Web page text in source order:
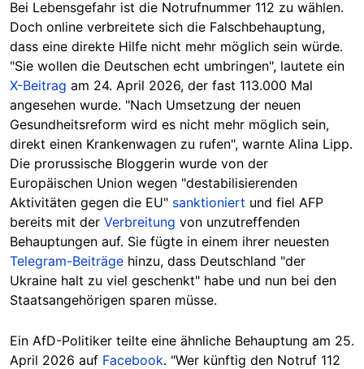
Bei Lebensgefahr ist die Notrufnummer 112 zu wählen.
Doch online verbreitete sich die Falschbehauptung,
dass eine direkte Hilfe nicht mehr möglich sein würde.
"Sie wollen die Deutschen echt umbringen", lautete ein
X-Beitrag am 24. April 2026, der fast 113.000 Mal
angesehen wurde. "Nach Umsetzung der neuen
Gesundheitsreform wird es nicht mehr möglich sein,
direkt einen Krankenwagen zu rufen", warnte Alina Lipp.
Die prorussische Bloggerin wurde von der
Europäischen Union wegen "destabilisierenden
Aktivitäten gegen die EU" sanktioniert und fiel AFP
bereits mit der Verbreitung von unzutreffenden
Behauptungen auf. Sie fügte in einem ihrer neuesten
Telegram-Beiträge hinzu, dass Deutschland "der
Ukraine halt zu viel geschenkt" habe und nun bei den
Staatsangehörigen sparen müsse.
Ein AfD-Politiker teilte eine ähnliche Behauptung am 25.
April 2026 auf Facebook. "Wer künftig den Notruf 112